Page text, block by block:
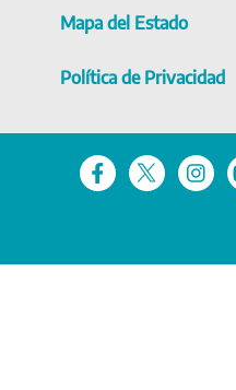
Mapa del Estado
Política de Privacidad